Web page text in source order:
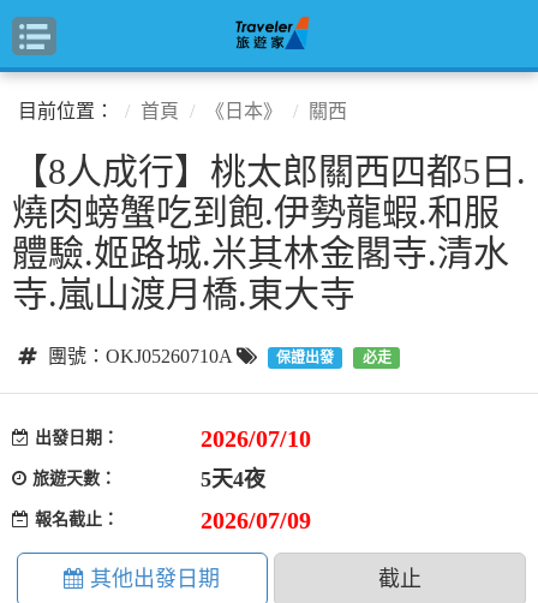
目前位置： 首頁 《日本》 關西
【8人成行】桃太郎關西四都5日.
燒肉螃蟹吃到飽.伊勢龍蝦.和服
體驗.姬路城.米其林金閣寺.清水
寺.嵐山渡月橋.東大寺
團號：OKJ05260710A 保證出發 必走
出發日期： 2026/07/10
旅遊天數： 5天4夜
報名截止： 2026/07/09
其他出發日期 截止